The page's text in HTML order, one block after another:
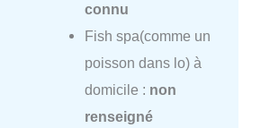
connu
Fish spa(comme un
poisson dans lo) à
domicile : non
renseigné